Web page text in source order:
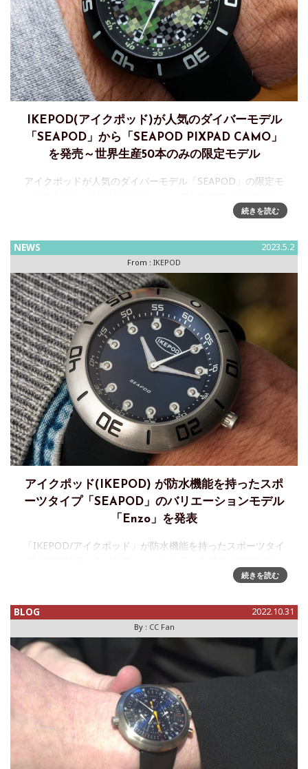
IKEPOD(アイクポッド)が人気のダイバーモデル
「SEAPOD」から「SEAPOD PIXPAD CAMO」
を発売～世界生産50本のみの限定モデル
アイクポッドが人気のダイバーモデル「SEAPOD」の限定モ
PIXPAD CAMO」は全世界での生産数50本の貴重なモデルス
続きを読む
NEWS 2023.5.2
From : IKEPOD
アイクポッド(IKEPOD) が防水機能を持ったスポ
ーツタイプ「SEAPOD」のバリエーションモデル
「Enzo」を発表
「IKEPOD/アイクポッド」が防水機能を持ったスポーツタイ
のダイバーモデル、「SEAPOD」のバリエーションとなる
続きを読む
BLOG 2022.10.31
By : CC Fan